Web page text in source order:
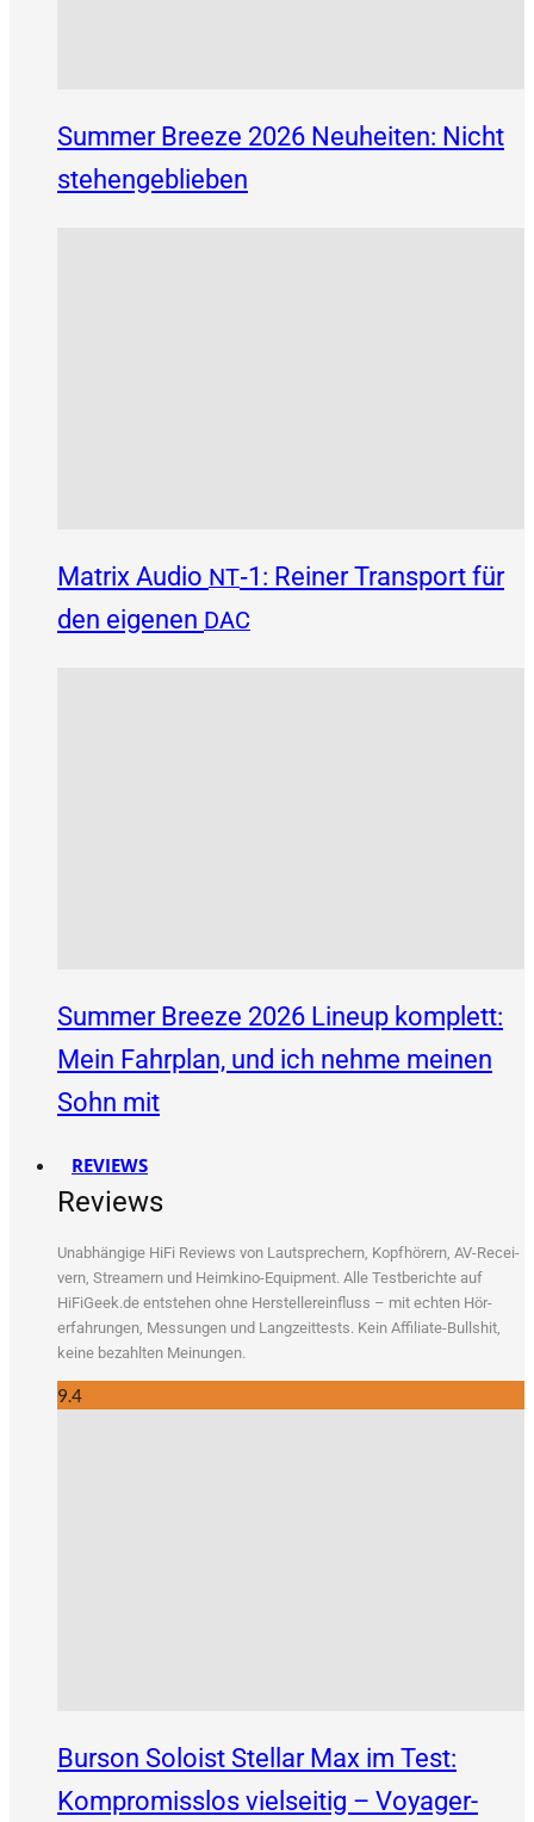
Summer Breeze 2026 Neuheiten: Nicht
stehengeblieben
Matrix Audio NT‑1: Reiner Transport für
den eigenen DAC
Summer Breeze 2026 Lineup komplett:
Mein Fahrplan, und ich nehme meinen
Sohn mit
REVIEWS
Reviews
Unab­hän­gi­ge HiFi Reviews von Laut­spre­chern, Kopf­hö­rern, AV-Recei­
vern, Strea­mern und Heim­ki­no-Equip­ment. Alle Test­be­rich­te auf
HiFiGeek.de ent­ste­hen ohne Her­stel­ler­ein­fluss – mit ech­ten Hör­
erfah­run­gen, Mes­sun­gen und Lang­zeit­tests. Kein Affi­lia­te-Bull­shit,
kei­ne bezahl­ten Meinungen.
9.4
Burson Soloist Stellar Max im Test:
Kompromisslos vielseitig – Voyager-